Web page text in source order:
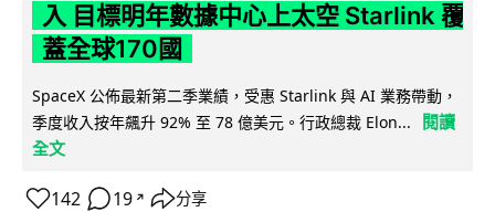
入 目標明年數據中心上太空 Starlink 覆
蓋全球170國
SpaceX 公佈最新第二季業績，受惠 Starlink 與 AI 業務帶動，
季度收入按年飆升 92% 至 78 億美元。行政總裁 Elon...
閱讀
全文
142 19 ↗ 分享